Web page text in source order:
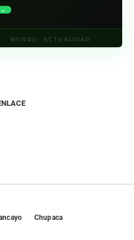
· MUNDO· ACTUALIDAD
Chupaca